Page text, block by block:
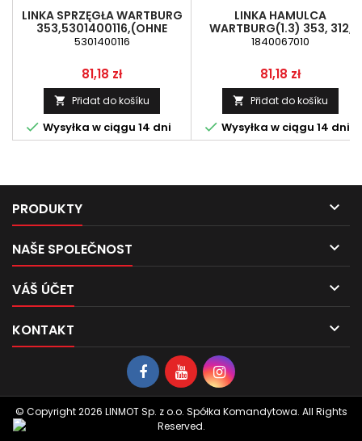
LINKA SPRZĘGŁA WARTBURG
353,5301400116,(OHNE
SCHMIERNIPPEL)
5301400116
Cena
81,18 zł
 Přidat do košíku
 Wysyłka w ciągu 14 dni
LINKA HAMULCA
WARTBURG(1.3) 353, 312,
1840067010
1840067010
Cena
81,18 zł
 Přidat do košíku
 Wysyłka w ciągu 14 dni
PRODUKTY 
NAŠE SPOLEČNOST 
VÁŠ ÚČET 
KONTAKT 
© Copyright 2026 LINMOT Sp. z o.o. Spółka Komandytowa. All Rights
Reserved.